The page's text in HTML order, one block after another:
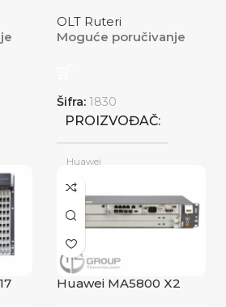
OLT Ruteri
Moguće poručivanje
Šifra: 1830
PROIZVOĐAČ
Huawei
STANJE Novo
Huawei MA5800 X2